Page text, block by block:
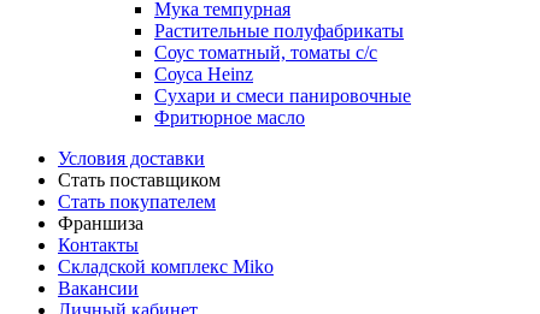
Мука темпурная
Растительные полуфабрикаты
Соус томатный, томаты с/с
Соуса Heinz
Сухари и смеси панировочные
Фритюрное масло
Условия доставки
Стать поставщиком
Стать покупателем
Франшиза
Контакты
Складской комплекс Miko
Вакансии
Личный кабинет